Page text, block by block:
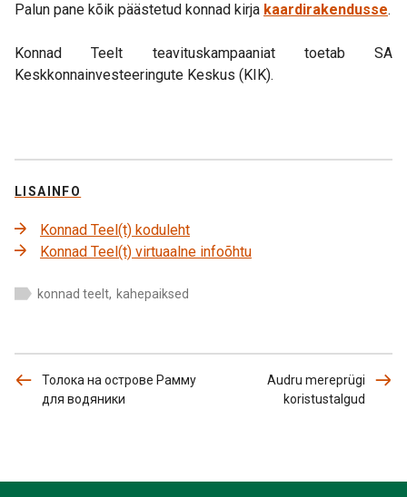
Palun pane kõik päästetud konnad kirja kaardirakendusse.
Konnad Teelt teavituskampaaniat toetab SA
Keskkonnainvesteeringute Keskus (KIK).
LISAINFO
Konnad Teel(t) koduleht
Konnad Teel(t) virtuaalne infoõhtu
konnad teelt, kahepaiksed
Толока на острове Рамму
для водяники
Audru mereprügi
koristustalgud